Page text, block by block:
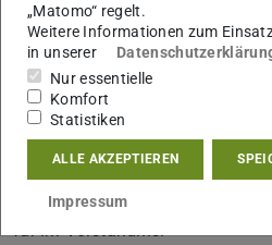
Wir wissen um die große
Begegnung, Bewegung,
Miteinander an unserer
meet & move im kommenden
Ihnen feiern zu können, sofern
Rahmenbedingungen zulassen.
Wir danken allen Studierenden
für ihr Verständnis.
„Matomo“ regelt.
Weitere Informationen zum
in unserer
Nur essentielle
Komfort
Statistiken
ALLE AKZEPTIEREN
Impressum